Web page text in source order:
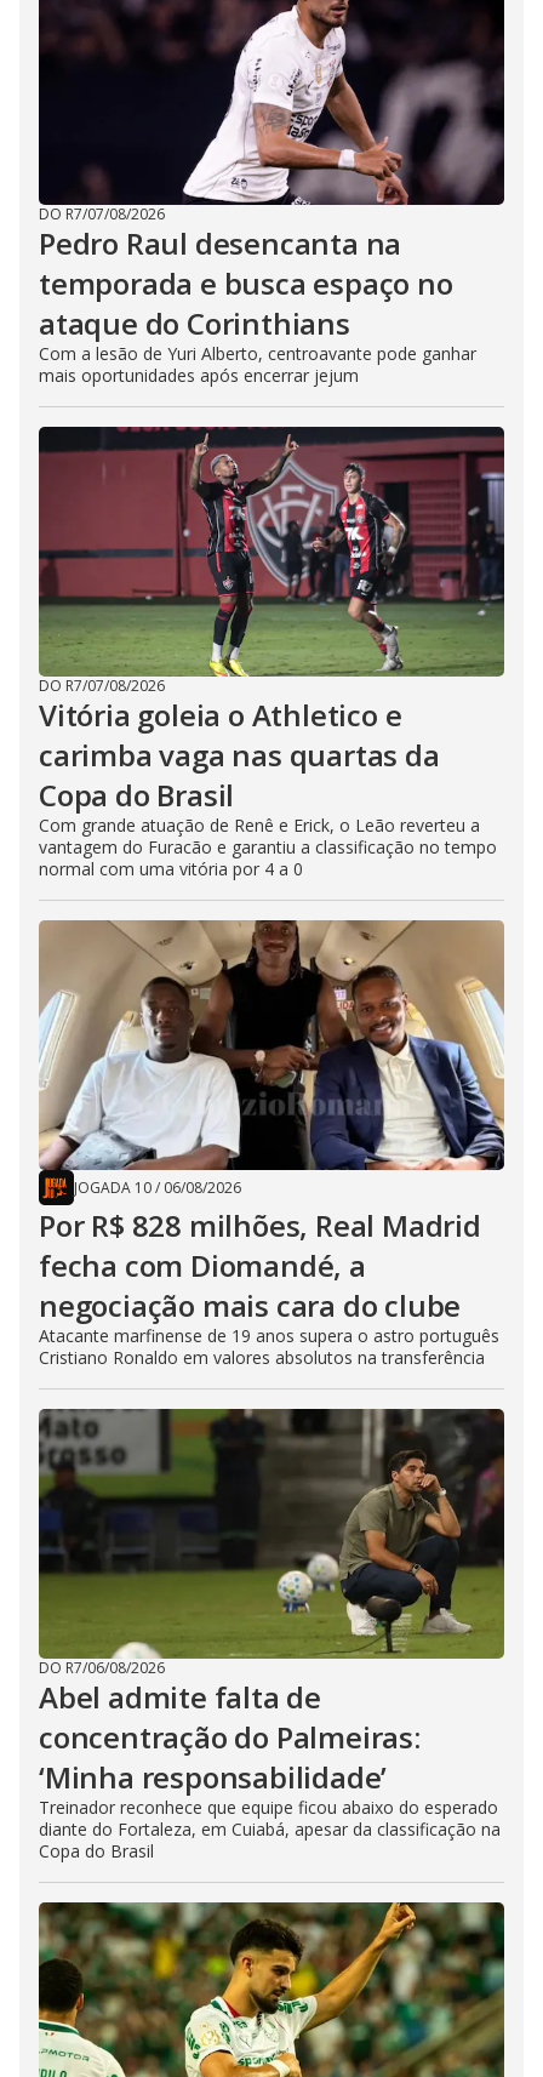
DO R7/07/08/2026
Pedro Raul desencanta na
temporada e busca espaço no
ataque do Corinthians
Com a lesão de Yuri Alberto, centroavante pode ganhar
mais oportunidades após encerrar jejum
DO R7/07/08/2026
Vitória goleia o Athletico e
carimba vaga nas quartas da
Copa do Brasil
Com grande atuação de Renê e Erick, o Leão reverteu a
vantagem do Furacão e garantiu a classificação no tempo
normal com uma vitória por 4 a 0
JOGADA 10/ 06/08/2026
Por R$ 828 milhões, Real Madrid
fecha com Diomandé, a
negociação mais cara do clube
Atacante marfinense de 19 anos supera o astro português
Cristiano Ronaldo em valores absolutos na transferência
DO R7/06/08/2026
Abel admite falta de
concentração do Palmeiras:
‘Minha responsabilidade’
Treinador reconhece que equipe ficou abaixo do esperado
diante do Fortaleza, em Cuiabá, apesar da classificação na
Copa do Brasil